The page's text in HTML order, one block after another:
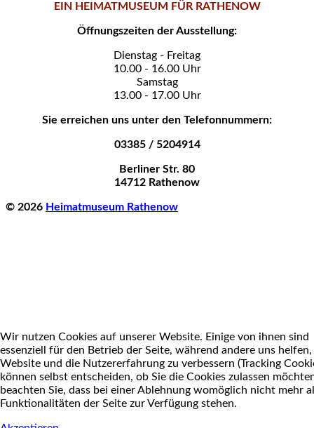
EIN HEIMATMUSEUM FÜR RATHENOW
Öffnungszeiten der Ausstellung:
Dienstag - Freitag
10.00 - 16.00 Uhr
Samstag
13.00 - 17.00 Uhr
Sie erreichen uns unter den Telefonnummern:
03385 / 5204914
Berliner Str. 80
14712 Rathenow
© 2026 Heimatmuseum Rathenow
Wir nutzen Cookies auf unserer Website. Einige von ihnen sind
essenziell für den Betrieb der Seite, während andere uns helfen,
Website und die Nutzererfahrung zu verbessern (Tracking
können selbst entscheiden, ob Sie die Cookies zulassen
beachten Sie, dass bei einer Ablehnung womöglich nicht mehr
Funktionalitäten der Seite zur Verfügung stehen.